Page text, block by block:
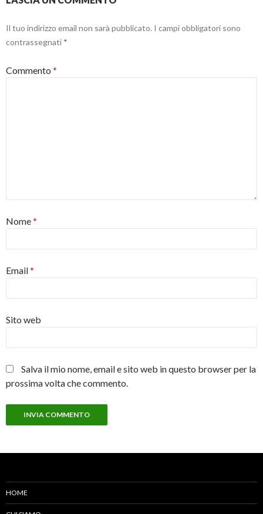
Il tuo indirizzo email non sarà pubblicato. I campi obbligatori sono
contrassegnati *
Commento *
Nome*
Email*
Sito web
Salva il mio nome, email e sito web in questo browser per la
prossima volta che commento.
HOME